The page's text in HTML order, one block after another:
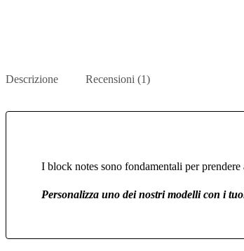
Descrizione Recensioni (1)
I block notes sono fondamentali per
Personalizza uno dei nostri modelli con i